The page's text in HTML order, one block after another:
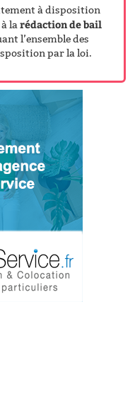
à disposition
à larédaction de bail
l’ensemble des
par la loi.